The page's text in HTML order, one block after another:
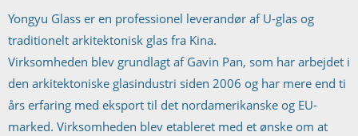
Yongyu Glass er en professionel leverandør af U-glas og
traditionelt arkitektonisk glas fra Kina.
Virksomheden blev grundlagt af Gavin Pan, som har arbejdet i
den arkitektoniske glasindustri siden 2006 og har mere end ti
års erfaring med eksport til det nordamerikanske og EU-
marked. Virksomheden blev etableret med et ønske om at